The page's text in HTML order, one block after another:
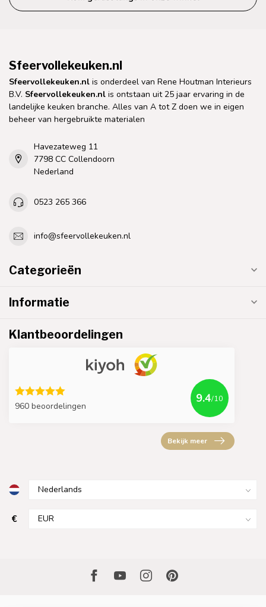
Sfeervollekeuken.nl
Sfeervollekeuken.nl is onderdeel van Rene Houtman Interieurs
B.V. Sfeervollekeuken.nl is ontstaan uit 25 jaar ervaring in de
landelijke keuken branche. Alles van A tot Z doen we in eigen
beheer van hergebruikte materialen
Havezateweg 11
7798 CC Collendoorn
Nederland
0523 265 366
info@sfeervollekeuken.nl
Categorieën
Informatie
Klantbeoordelingen
960 beoordelingen
9.4/10
Bekijk meer
€